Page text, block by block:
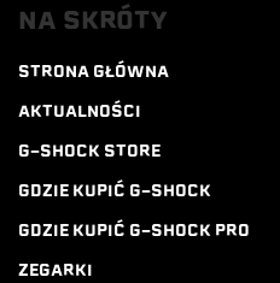
NA SKRÓTY
STRONA GŁÓWNA
AKTUALNOŚCI
G-SHOCK STORE
GDZIE KUPIĆ G-SHOCK
GDZIE KUPIĆ G-SHOCK PRO
ZEGARKI